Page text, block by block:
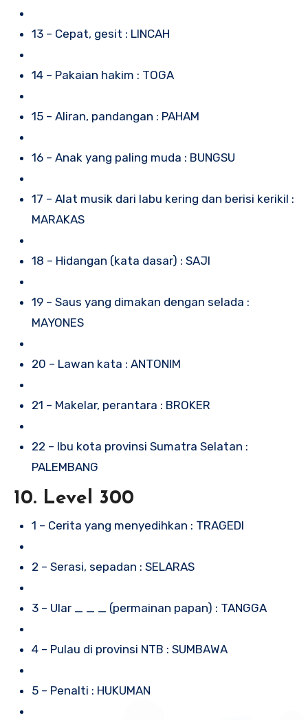
13 – Cepat, gesit : LINCAH
14 – Pakaian hakim : TOGA
15 – Aliran, pandangan : PAHAM
16 – Anak yang paling muda : BUNGSU
17 – Alat musik dari labu kering dan berisi kerikil :
MARAKAS
18 – Hidangan (kata dasar) : SAJI
19 – Saus yang dimakan dengan selada :
MAYONES
20 – Lawan kata : ANTONIM
21 – Makelar, perantara : BROKER
22 – Ibu kota provinsi Sumatra Selatan :
PALEMBANG
10. Level 300
1 – Cerita yang menyedihkan : TRAGEDI
2 – Serasi, sepadan : SELARAS
3 – Ular _ _ _ (permainan papan) : TANGGA
4 – Pulau di provinsi NTB : SUMBAWA
5 – Penalti : HUKUMAN